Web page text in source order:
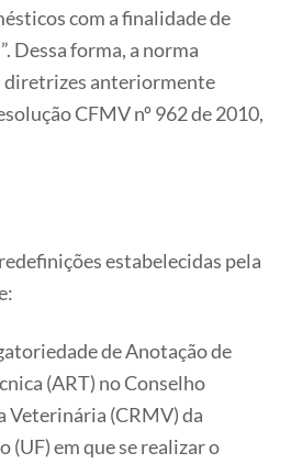
com a finalidade de
Dessa forma, a norma
diretrizes anteriormente
CFMV nº 962 de 2010,
estabelecidas pela
de Anotação de
(ART) no Conselho
Veterinária (CRMV) da
(UF) em que se realizar o